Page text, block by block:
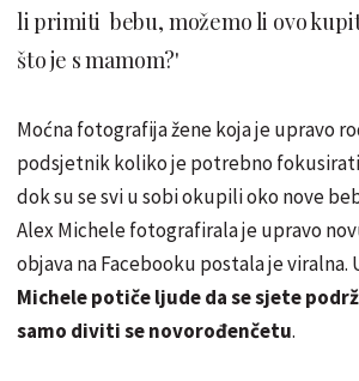
li primiti bebu, možemo li ovo
što je s mamom?'
Moćna fotografija žene koja je upravo
podsjetnik koliko je potrebno fokusirati
dok su se svi u sobi okupili oko nove
Alex Michele fotografirala je upravo
objava na Facebooku postala je viralna.
Michele potiče ljude da se sjete
samo diviti se novorođenčetu.